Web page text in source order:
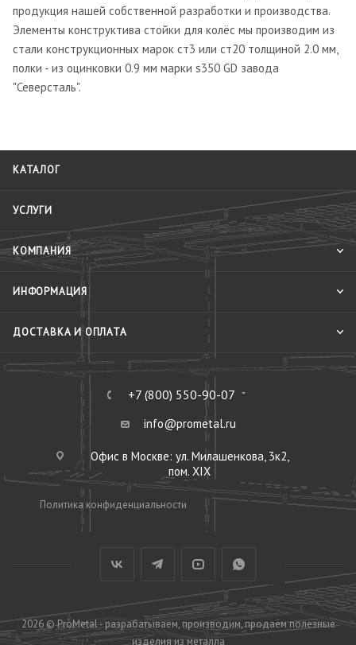
продукция нашей собственной разработки и производства.
Элементы конструктива стойки для колёс мы производим из
стали конструкционных марок ст3 или ст20 толщиной 2.0 мм,
полки - из оцинковки 0.9 мм марки s350 GD завода
"Северсталь".
КАТАЛОГ
УСЛУГИ
КОМПАНИЯ
ИНФОРМАЦИЯ
ДОСТАВКА И ОПЛАТА
+7 (800) 550-90-07
info@prometal.ru
Офис в Москве: ул. Милашенкова, 3к2,
пом. XIX
Политика конфиденциальности
2026 © ProMetal - разрабатываем, производим, продаём полезные
изделия из металла